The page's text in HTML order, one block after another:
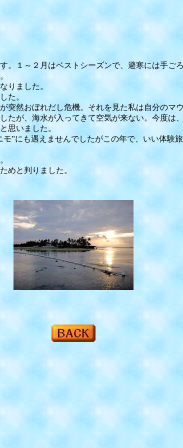
１～２月はベストシーズンで、避寒には手ご
りました。
た。
突然おぼれだし危機。それを見た私は自分のマ
が、海水が入ってきて空気が来ない。今度は
思いました。
”にも遇えませんでしたがこの年で、いい体験
めと判りました。